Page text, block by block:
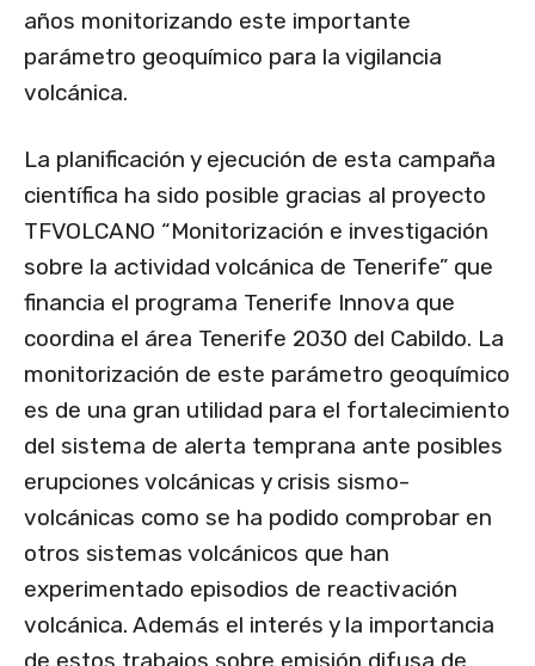
años monitorizando este importante
parámetro geoquímico para la vigilancia
volcánica.
La planificación y ejecución de esta campaña
científica ha sido posible gracias al proyecto
TFVOLCANO “Monitorización e investigación
sobre la actividad volcánica de Tenerife” que
financia el programa Tenerife Innova que
coordina el área Tenerife 2030 del Cabildo. La
monitorización de este parámetro geoquímico
es de una gran utilidad para el fortalecimiento
del sistema de alerta temprana ante posibles
erupciones volcánicas y crisis sismo-
volcánicas como se ha podido comprobar en
otros sistemas volcánicos que han
experimentado episodios de reactivación
volcánica. Además el interés y la importancia
de estos trabajos sobre emisión difusa de